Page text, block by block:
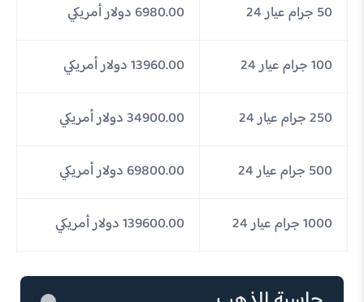
50 جرام عيار 24 6980.00 دولار أمريكي
100 جرام عيار 24 13960.00 دولار أمريكي
250 جرام عيار 24 34900.00 دولار أمريكي
500 جرام عيار 24 69800.00 دولار أمريكي
1000 جرام عيار 24 139600.00 دولار أمريكي